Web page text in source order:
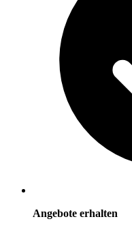
Angebote erhalten